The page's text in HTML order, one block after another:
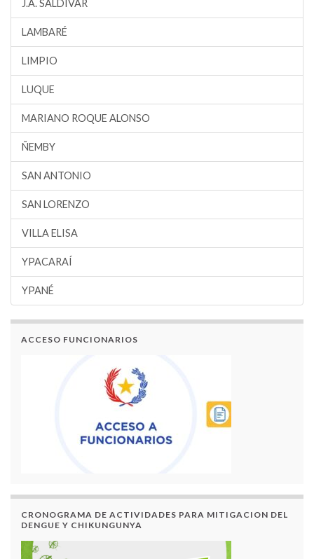
J.A. SALDÍVAR
LAMBARÉ
LIMPIO
LUQUE
MARIANO ROQUE ALONSO
ÑEMBY
SAN ANTONIO
SAN LORENZO
VILLA ELISA
YPACARAÍ
YPANÉ
ACCESO FUNCIONARIOS
CRONOGRAMA DE ACTIVIDADES PARA MITIGACION DEL
DENGUE Y CHIKUNGUNYA